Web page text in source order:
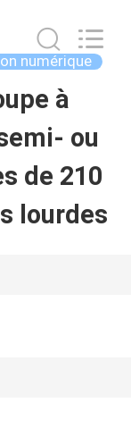
numérique
à
ou
de 210
lourdes